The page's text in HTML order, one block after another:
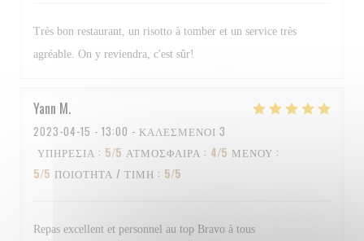
Très bon restaurant, un risotto à tomber et un service très
agréable. On y reviendra, c'est sûr!
Yann M
2023-04-15 - 13:00 - ΚΑΛΕΣΜΈΝΟΙ 3
ΥΠΗΡΕΣΊΑ : 5/5 ΑΤΜΌΣΦΑΙΡΑ : 4/5 ΜΕΝΟΎ :
5/5 ΠΟΙΌΤΗΤΑ / ΤΙΜΉ : 5/5
Repas excellent et personnel au top Bravo à tous